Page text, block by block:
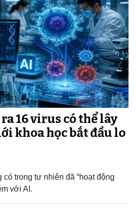
16 virus có thể lây
khoa học bắt đầu lo
trong tự nhiên đã “hoạt động
với AI.